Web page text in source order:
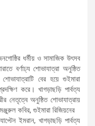
ধর্মীয় ও সামাজিক উৎসব
বর্ণাঢ্য শোভাযাত্রা অনুষ্ঠিত
বের হয়ে গুইমারা
করে। খাগড়াছড়ি পার্বত্য
নেতৃত্বে অনুষ্ঠিত শোভাযাত্রায়
কবির, গুইমারা রিজিয়নের
ইমরান, খাগড়াছড়ি পার্বত্য